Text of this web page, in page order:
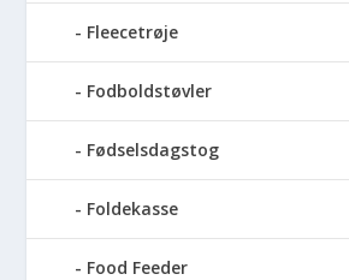
Fleecetrøje
Fodboldstøvler
Fødselsdagstog
Foldekasse
Food Feeder